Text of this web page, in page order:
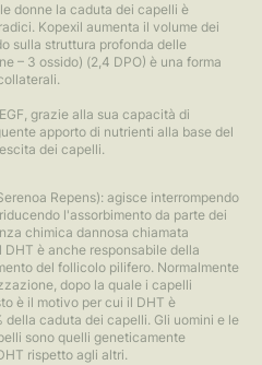
donne la caduta dei capelli è
Kopexil aumenta il volume dei
sulla struttura profonda delle
– 3 ossido) (2,4 DPO) è una forma
grazie alla sua capacità di
apporto di nutrienti alla base del
dei capelli.
Repens): agisce interrompendo
l'assorbimento da parte dei
chimica dannosa chiamata
è anche responsabile della
del follicolo pilifero. Normalmente
dopo la quale i capelli
è il motivo per cui il DHT è
della caduta dei capelli. Gli uomini e le
sono quelli geneticamente
rispetto agli altri.